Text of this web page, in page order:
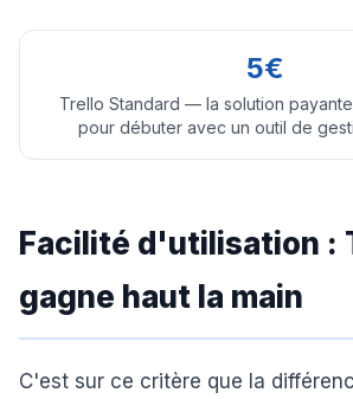
5€
Trello Standard — la solution
pour débuter avec un outil de
Facilité d'utilisation :
gagne haut la main
C'est sur ce critère que la